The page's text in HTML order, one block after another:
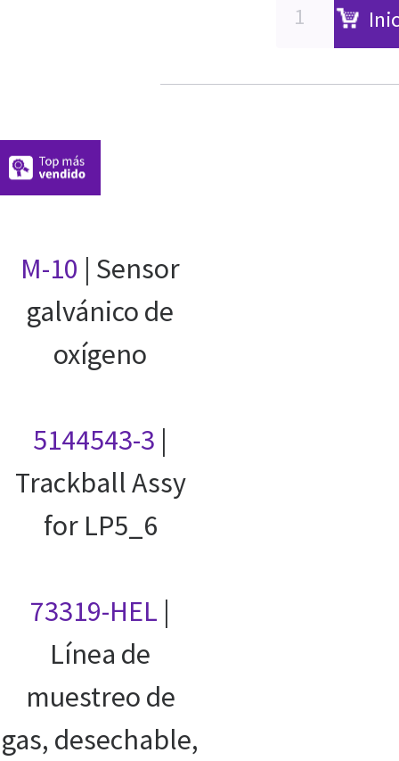
M-10 | Sensor
galvánico de
oxígeno
5144543-3 |
Trackball Assy
for LP5_6
73319-HEL |
Línea de
muestreo de
gas, desechable,